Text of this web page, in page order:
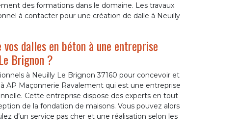
des formations dans le domaine. Les travaux
à contacter pour une création de dalle à Neuilly
dalles en béton à une entreprise
Brignon ?
à Neuilly Le Brignon 37160 pour concevoir et
AP Maçonnerie Ravalement qui est une entreprise
Cette entreprise dispose des experts en tout
de la fondation de maisons. Vous pouvez alors
d’un service pas cher et une réalisation selon les